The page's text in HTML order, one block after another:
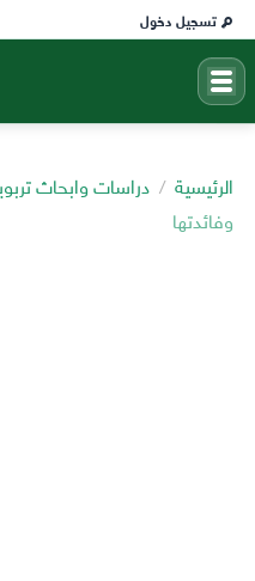
تسجيل دخول
الرئيسية دراسات وابحاث
وفائدتها